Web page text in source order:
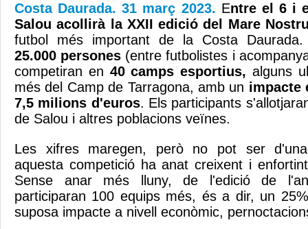
Costa Daurada. 31 març 2023. Entre el 6 i
Salou acollirà la XXII edició del Mare
futbol més important de la Costa
25.000 persones (entre futbolistes i
competiran en 40 camps esportius, alguns
més del Camp de Tarragona, amb un impacte
7,5 milions d'euros. Els participants
de Salou i altres poblacions veïnes.
Les xifres maregen, però no pot ser
aquesta competició ha anat creixent i
Sense anar més lluny, de l'edició de
participaran 100 equips més, és a dir, un
suposa impacte a nivell econòmic,